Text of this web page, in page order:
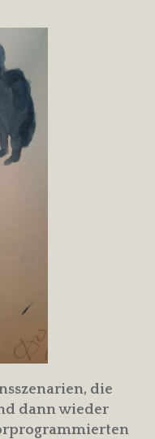
die
dann wieder